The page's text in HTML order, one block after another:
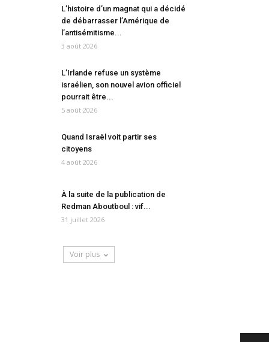
L’histoire d’un magnat qui a décidé
de débarrasser l’Amérique de
l’antisémitisme...
3 août 2026
L’Irlande refuse un système
israélien, son nouvel avion officiel
pourrait être...
5 août 2026
Quand Israël voit partir ses
citoyens
4 août 2026
À la suite de la publication de
Redman Aboutboul : vif...
31 juillet 2026
Voir plus